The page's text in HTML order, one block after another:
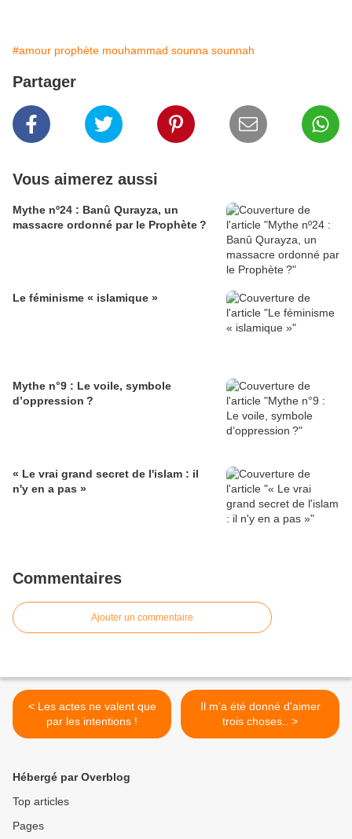
#amour prophète mouhammad sounna sounnah
Partager
Vous aimerez aussi
Mythe nº24 : Banû Qurayza, un
massacre ordonné par le Prophète ?
Le féminisme « islamique »
Mythe n°9 : Le voile, symbole
d’oppression ?
« Le vrai grand secret de l'islam : il
n'y en a pas »
Commentaires
Ajouter un commentaire
< Les actes ne valent que
par les intentions !
Il m'a été donné d'aimer
trois choses.. >
Hébergé par Overblog
Top articles
Pages